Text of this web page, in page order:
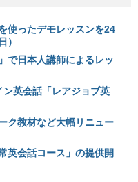
使ったデモレッスンを24
）
で日本人講師によるレッ
英会話「レアジョブ英
ク教材など大幅リニュー
英会話コース」の提供開